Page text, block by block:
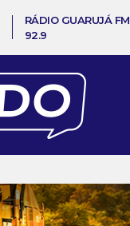
RÁDIO GUARUJÁ FM
92.9